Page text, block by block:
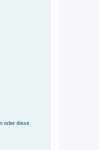
oder diese